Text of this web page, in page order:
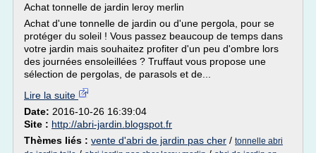
Achat tonnelle de jardin leroy merlin
Achat d'une tonnelle de jardin ou d'une pergola, pour se
protéger du soleil ! Vous passez beaucoup de temps dans
votre jardin mais souhaitez profiter d'un peu d'ombre lors
des journées ensoleillées ? Truffaut vous propose une
sélection de pergolas, de parasols et de...
Lire la suite
Date: 2016-10-26 16:39:04
Site : http://abri-jardin.blogspot.fr
Thèmes liés : vente d'abri de jardin pas cher / tonnelle abri